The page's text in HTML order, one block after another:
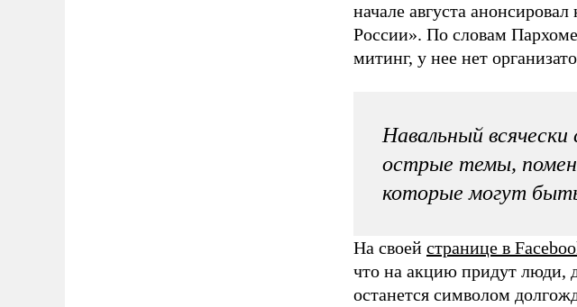
начале августа
России». По словам
митинг, у нее нет
Навальный
острые темы,
которые могут
На своей странице в
что на акцию придут люди,
останется символом